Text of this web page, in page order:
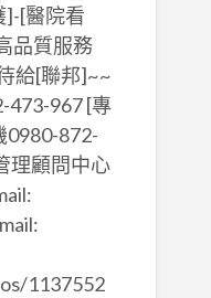
]-[醫院看
品質服務
給[聯邦]~~
473-967 [專
0980-872-
理顧問中心
1137552